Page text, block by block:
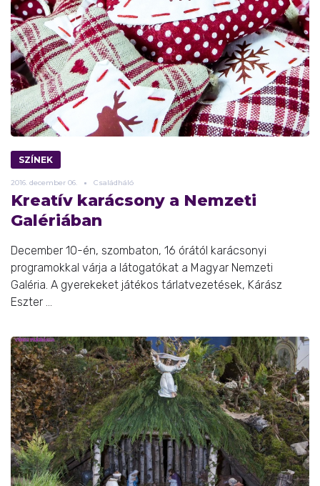
SZÍNEK
2016. december 06. Családháló
Kreatív karácsony a Nemzeti
Galériában
December 10-én, szombaton, 16 órától karácsonyi
programokkal várja a látogatókat a Magyar Nemzeti
Galéria. A gyerekeket játékos tárlatvezetések, Kárász
Eszter ...